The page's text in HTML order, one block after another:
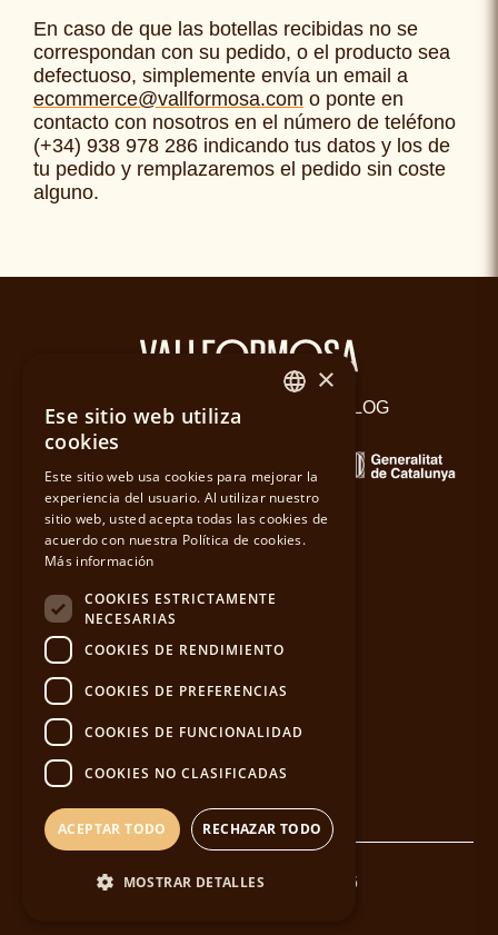
En caso de que las botellas recibidas no se
correspondan con su pedido, o el producto sea
defectuoso, simplemente envía un email a
ecommerce@vallformosa.com o ponte en
contacto con nosotros en el número de teléfono
(+34) 938 978 286indicando tus datos y los de
tu pedido y remplazaremos el pedido sin coste
alguno.
BLOG
Política de privacidad
Aviso Legal
Política corporativa
Política ambiental
Devoluciones
ODR
Trabaja con nosotros
© VALLFORMOSA 2026
CATALAN
ENGLISH
×
Ese sitio web utiliza
cookies
Este sitio web usa cookies para mejorar la
experiencia del usuario. Al utilizar nuestro
sitio web, usted acepta todas las cookies de
acuerdo con nuestra Política de cookies.
Más información
COOKIES ESTRICTAMENTE
NECESARIAS
COOKIES DE RENDIMIENTO
COOKIES DE PREFERENCIAS
COOKIES DE FUNCIONALIDAD
COOKIES NO CLASIFICADAS
ACEPTAR TODO RECHAZAR TODO
MOSTRAR DETALLES